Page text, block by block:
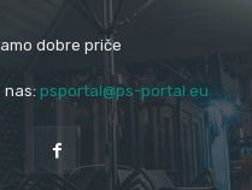
dobre priče
nas:psportal@ps-portal.eu